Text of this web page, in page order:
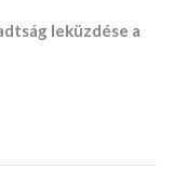
leküzdése a